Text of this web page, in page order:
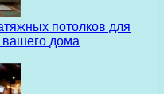
потолков для
дома